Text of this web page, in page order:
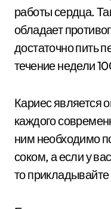
работы сердца.
обладает
достаточно пить
течение недели
Кариес является
каждого
ним необходимо
соком, а если у
то